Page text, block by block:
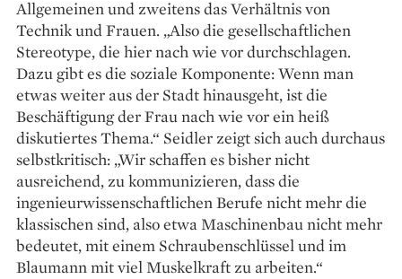
Allgemeinen und zweitens das Verhältnis von
Technik und Frauen. „Also die gesellschaftlichen
Stereo­type, die hier nach wie vor durchschlagen.
Dazu gibt es die soziale Komponente: Wenn man
etwas weiter aus der Stadt hinausgeht, ist die
Beschäftigung der Frau nach wie vor ein heiß
diskutiertes Thema.“ Seidler zeigt sich auch durchaus
selbstkritisch: „Wir schaffen es bisher nicht
ausreichend, zu kommunizieren, dass die
ingenieurwissenschaftlichen Berufe nicht mehr die
klassischen sind, also etwa Maschinenbau nicht mehr
bedeutet, mit einem Schraubenschlüssel und im
Blaumann mit viel Muskelkraft zu arbeiten.“